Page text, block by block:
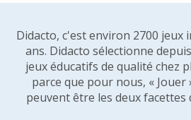
Didacto, c'est environ 2700 jeux
ans. Didacto sélectionne
jeux éducatifs de qualité chez
parce que pour nous, « Jouer
peuvent être les deux facettes